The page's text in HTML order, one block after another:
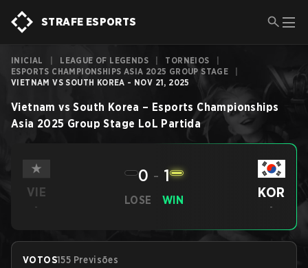
STRAFE ESPORTS
INICIAL LEAGUE OF LEGENDS TORNEIOS
ESPORTS CHAMPIONSHIPS ASIA 2025 GROUP STAGE
VIETNAM VS SOUTH KOREA - NOV 21, 2025
Vietnam vs South Korea – Esports Championships
Asia 2025 Group Stage LoL Partida
VIE
-
LOSE
0 - 1
WIN KOR
-
VOTOS155 Previsões